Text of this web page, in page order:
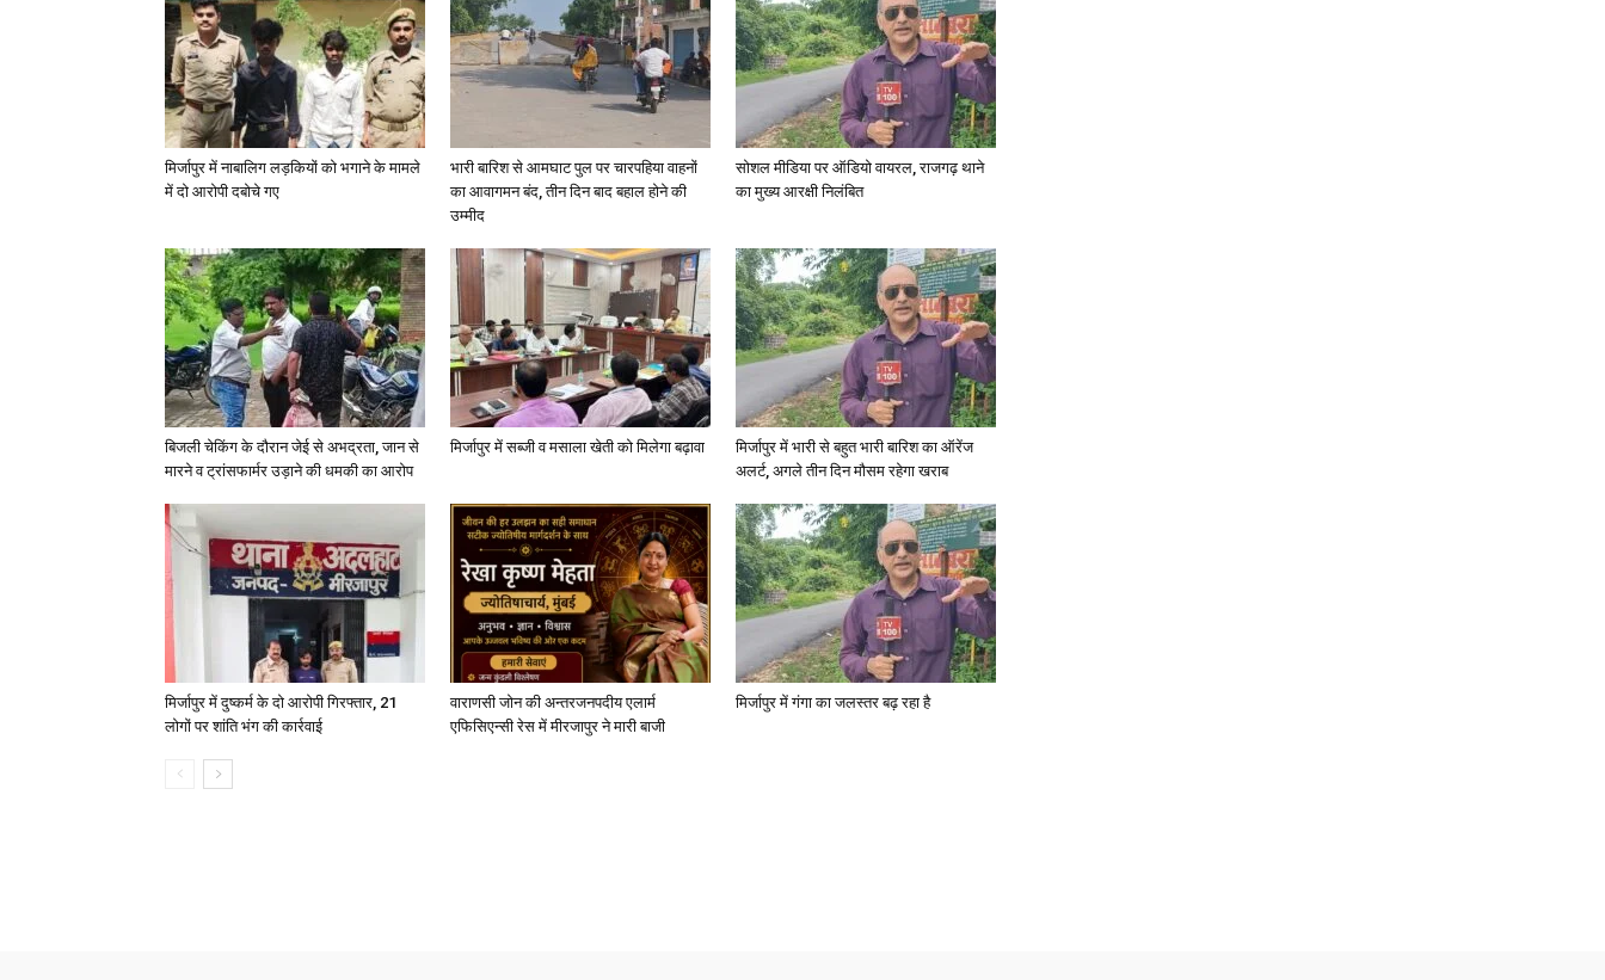
मिर्जापुर में नाबालिग लड़कियों को भगाने के मामले
में दो आरोपी दबोचे गए
भारी बारिश से आमघाट पुल पर चारपहिया वाहनों
का आवागमन बंद, तीन दिन बाद बहाल होने की
उम्मीद
सोशल मीडिया पर ऑडियो वायरल, राजगढ़ थाने
का मुख्य आरक्षी निलंबित
बिजली चेकिंग के दौरान जेई से अभद्रता, जान से
मारने व ट्रांसफार्मर उड़ाने की धमकी का आरोप
मिर्जापुर में सब्जी व मसाला खेती को मिलेगा बढ़ावा
मिर्जापुर में भारी से बहुत भारी बारिश का ऑरेंज
अलर्ट, अगले तीन दिन मौसम रहेगा खराब
मिर्जापुर में दुष्कर्म के दो आरोपी गिरफ्तार, 21
लोगों पर शांति भंग की कार्रवाई
वाराणसी जोन की अन्तरजनपदीय एलार्म
एफिसिएन्सी रेस में मीरजापुर ने मारी बाजी
मिर्जापुर में गंगा का जलस्तर बढ़ रहा है